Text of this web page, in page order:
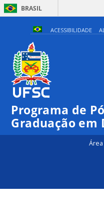
BRASIL
ACESSIBILIDADE
Programa de
Graduação em